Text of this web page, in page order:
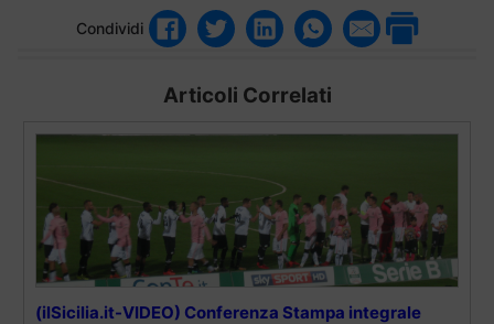
Condividi
Articoli Correlati
(ilSicilia.it-VIDEO) Conferenza Stampa integrale